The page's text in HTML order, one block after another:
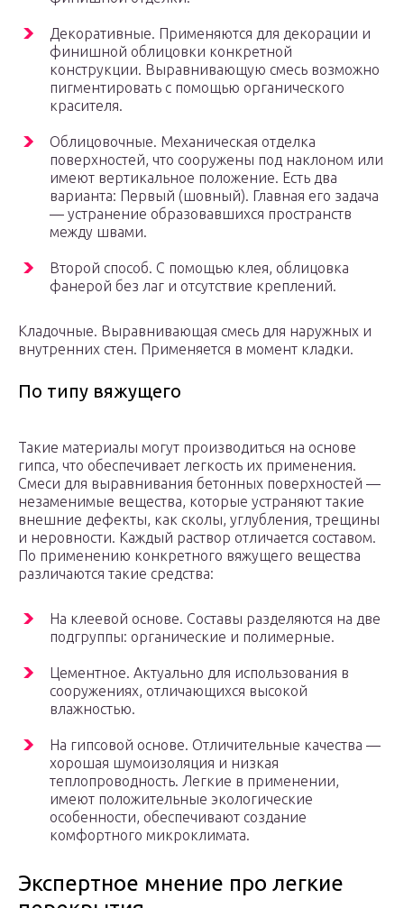
Декоративные. Применяются для декорации и
финишной облицовки конкретной
конструкции. Выравнивающую смесь возможно
пигментировать с помощью органического
красителя.
Облицовочные. Механическая отделка
поверхностей, что сооружены под наклоном или
имеют вертикальное положение. Есть два
варианта: Первый (шовный). Главная его задача
— устранение образовавшихся пространств
между швами.
Второй способ. С помощью клея, облицовка
фанерой без лаг и отсутствие креплений.
Кладочные. Выравнивающая смесь для наружных и
внутренних стен. Применяется в момент кладки.
По типу вяжущего
Такие материалы могут производиться на основе
гипса, что обеспечивает легкость их применения.
Смеси для выравнивания бетонных поверхностей —
незаменимые вещества, которые устраняют такие
внешние дефекты, как сколы, углубления, трещины
и неровности. Каждый раствор отличается составом.
По применению конкретного вяжущего вещества
различаются такие средства:
На клеевой основе. Составы разделяются на две
подгруппы: органические и полимерные.
Цементное. Актуально для использования в
сооружениях, отличающихся высокой
влажностью.
На гипсовой основе. Отличительные качества —
хорошая шумоизоляция и низкая
теплопроводность. Легкие в применении,
имеют положительные экологические
особенности, обеспечивают создание
комфортного микроклимата.
Экспертное мнение про легкие